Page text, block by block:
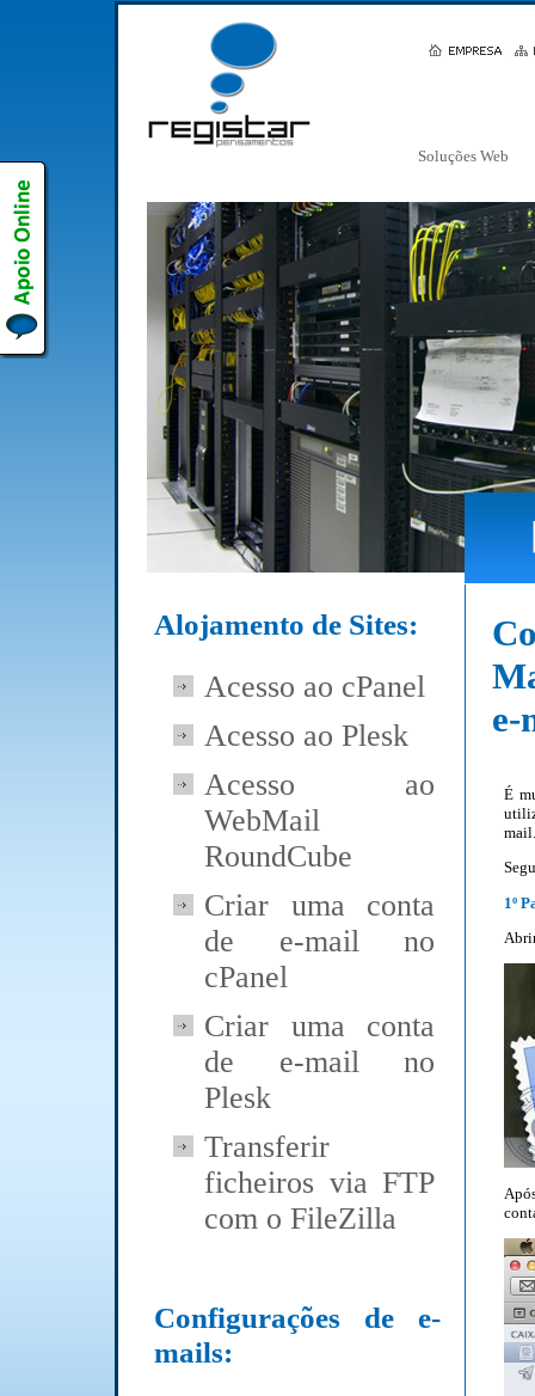
Soluções Web
Alojamento de Sites:
Acesso ao cPanel
Acesso ao Plesk
Acesso ao
WebMail
RoundCube
Criar uma conta
de e-mail no
cPanel
Criar uma conta
de e-mail no
Plesk
Transferir
ficheiros via FTP
com o FileZilla
Configurações de e-
mails:
e-
É
mail.
1º